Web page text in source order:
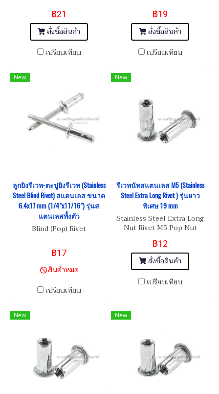
฿21
สั่งซื้อสินค้า
เปรียบเทียบ
฿19
สั่งซื้อสินค้า
เปรียบเทียบ
New
ลูกยิงรีเวท-ตะปูยิงรีเวท (Stainless
Steel Blind Rivet) สแตนเลส ขนาด
6.4x17 mm (1/4"x11/16") รุ่นส
แตนเลสทั้งตัว
Blind (Pop) Rivet
฿17
สินค้าหมด
เปรียบเทียบ
New
รีเวทนัทสแตนเลส M5 (Stainless
Steel Extra Long Rivet ) รุ่นยาว
พิเศษ 19 mm
Stainless Steel Extra Long
Nut Rivet M5 Pop Nut
฿12
สั่งซื้อสินค้า
เปรียบเทียบ
New New